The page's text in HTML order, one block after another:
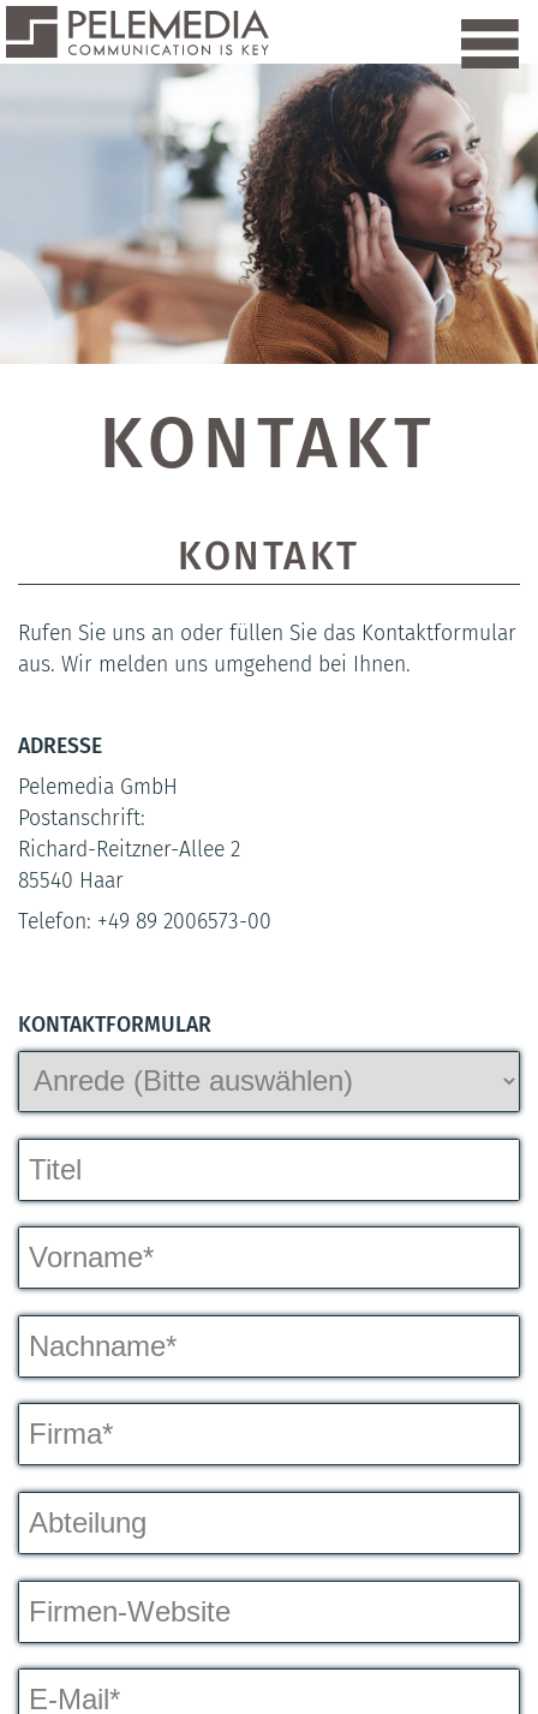
KONTAKT
KONTAKT
Rufen Sie uns an oder füllen Sie das Kontaktformular
aus. Wir melden uns umgehend bei Ihnen.
ADRESSE
Pelemedia GmbH
Postanschrift:
Richard-Reitzner-Allee 2
85540 Haar
Telefon: +49 89 2006573-00
KONTAKTFORMULAR